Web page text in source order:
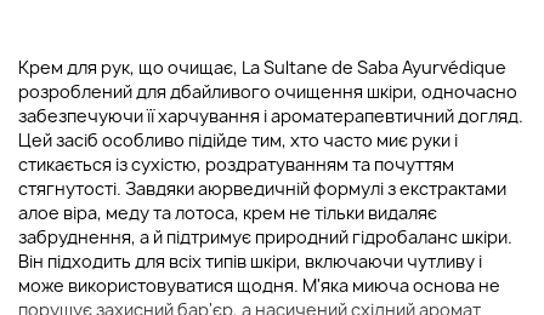
Крем для рук, що очищає, La Sultane de Saba Ayurvédique
розроблений для дбайливого очищення шкіри, одночасно
забезпечуючи її харчування і ароматерапевтичний догляд.
Цей засіб особливо підійде тим, хто часто миє руки і
стикається із сухістю, роздратуванням та почуттям
стягнутості. Завдяки аюрведичній формулі з екстрактами
алое віра, меду та лотоса, крем не тільки видаляє
забруднення, а й підтримує природний гідробаланс шкіри.
Він підходить для всіх типів шкіри, включаючи чутливу і
може використовуватися щодня. М'яка миюча основа не
порушує захисний бар'єр, а насичений східний аромат